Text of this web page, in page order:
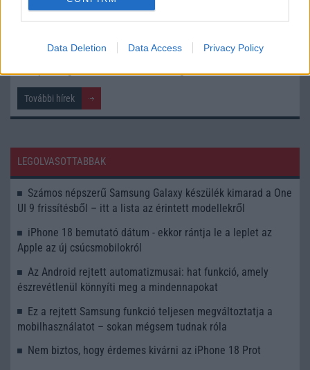
Data Deletion Data Access Privacy Policy
Fold8 Wide
Saját magát buktatta le a Samsung
További hírek
LEGOLVASOTTABBAK
Számos népszerű Samsung Galaxy készülék kimarad a One
UI 9 frissítésből – itt a lista az érintett modellekről
iPhone 18 bemutató dátum - ekkor rántja le a leplet az
Apple az új csúcsmobilokról
Az Android rejtett automatizmusai: hat funkció, amely
észrevétlenül könnyíti meg a mindennapokat
Ez a rejtett Samsung funkció teljesen megváltoztatja a
mobilhasználatot – sokan mégsem tudnak róla
Nem biztos, hogy érdemes kivárni az iPhone 18 Prot